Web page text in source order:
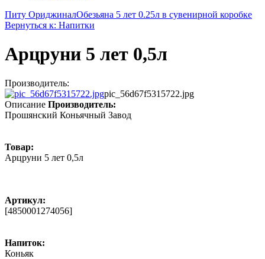
Питу ОриджиналОбезьяна 5 лет 0.25л в сувенирной коробке
Вернуться к: Напитки
Арцруни 5 лет 0,5л
Производитель:
pic_56d67f5315722.jpg
Описание Производитель:
Прошянский Коньячный Завод
Товар:
Арцруни 5 лет 0,5л
Артикул:
[4850001274056]
Напиток:
Коньяк